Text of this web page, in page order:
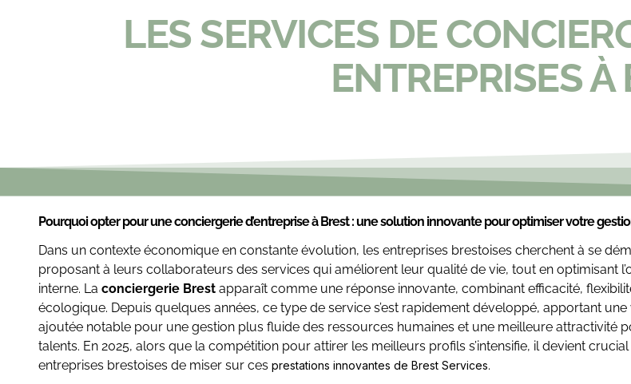
LES SERVICES DE
ENTREPRISES À
Pourquoi opter pour une conciergerie d’entreprise à Brest : une solution innovante pour optimiser votre
Dans un contexte économique en constante évolution, les entreprises brestoises cherchent à se
proposant à leurs collaborateurs des services qui améliorent leur qualité de vie, tout en optimisant
interne. La conciergerie Brest apparaît comme une réponse innovante, combinant efficacité,
écologique. Depuis quelques années, ce type de service s’est rapidement développé, apportant
ajoutée notable pour une gestion plus fluide des ressources humaines et une meilleure attractivité
talents. En 2025, alors que la compétition pour attirer les meilleurs profils s’intensifie, il devient
entreprises brestoises de miser sur ces prestations innovantes de Brest Services.